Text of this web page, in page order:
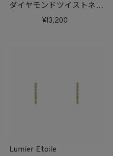
ダイヤモンドツイストネッ
クレス(ホワイトゴールド)
13,200
Lumier Etoile